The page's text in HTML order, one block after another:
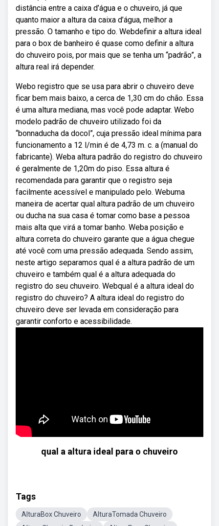
distância entre a caixa d’água e o chuveiro, já que
quanto maior a altura da caixa d’água, melhor a
pressão. O tamanho e tipo do. Webdefinir a altura ideal
para o box de banheiro é quase como definir a altura
do chuveiro pois, por mais que se tenha um “padrão”, a
altura real irá depender.
Webo registro que se usa para abrir o chuveiro deve
ficar bem mais baixo, a cerca de 1,30 cm do chão. Essa
é uma altura mediana, mas você pode adaptar. Webo
modelo padrão de chuveiro utilizado foi da
“bonnaducha da docol”, cuja pressão ideal mínima para
funcionamento a 12 l/min é de 4,73 m. c. a (manual do
fabricante). Weba altura padrão do registro do chuveiro
é geralmente de 1,20m do piso. Essa altura é
recomendada para garantir que o registro seja
facilmente acessível e manipulado pelo. Webuma
maneira de acertar qual altura padrão de um chuveiro
ou ducha na sua casa é tomar como base a pessoa
mais alta que virá a tomar banho. Weba posição e
altura correta do chuveiro garante que a água chegue
até você com uma pressão adequada. Sendo assim,
neste artigo separamos qual é a altura padrão de um
chuveiro e também qual é a altura adequada do
registro do seu chuveiro. Webqual é a altura ideal do
registro do chuveiro? A altura ideal do registro do
chuveiro deve ser levada em consideração para
garantir conforto e acessibilidade.
qual a altura ideal para o chuveiro
Tags
AlturaBox Chuveiro
AlturaTomada Chuveiro